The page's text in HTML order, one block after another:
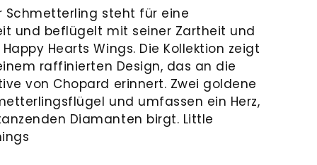
Schmetterling steht für eine
und beflügelt mit seiner Zartheit und
Hearts Wings. Die Kollektion zeigt
raffinierten Design, das an die
von Chopard erinnert. Zwei goldene
und umfassen ein Herz,
Diamanten birgt. Little